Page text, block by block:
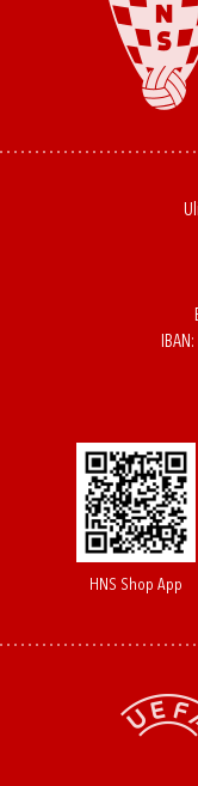
HNS Shop App